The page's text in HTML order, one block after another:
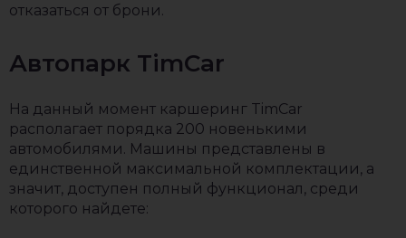
отказаться от брони.
Автопарк TimCar
На данный момент каршеринг TimCar
располагает порядка 200 новенькими
автомобилями. Машины представлены в
единственной максимальной комплектации, а
значит, доступен полный функционал, среди
которого найдете: